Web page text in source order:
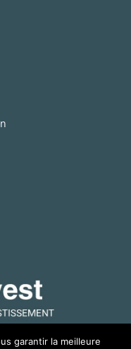
garantir la meilleure